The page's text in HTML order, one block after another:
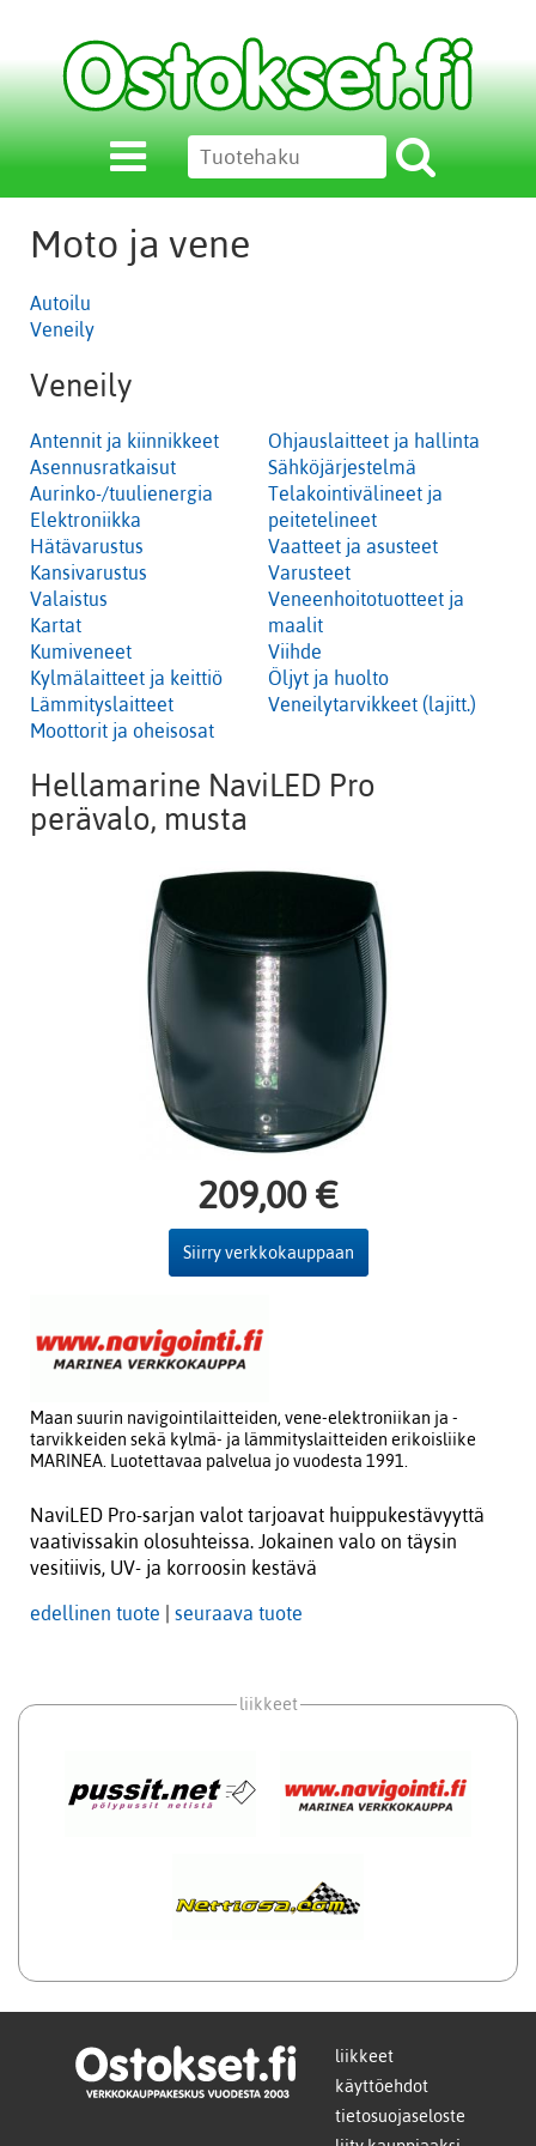
Moto ja vene
Autoilu
Veneily
Veneily
Antennit ja kiinnikkeet
Asennusratkaisut
Aurinko-/tuulienergia
Elektroniikka
Hätävarustus
Kansivarustus
Valaistus
Kartat
Kumiveneet
Kylmälaitteet ja keittiö
Lämmityslaitteet
Moottorit ja oheisosat
Ohjauslaitteet ja hallinta
Sähköjärjestelmä
Telakointivälineet ja
peitetelineet
Vaatteet ja asusteet
Varusteet
Veneenhoitotuotteet ja
maalit
Viihde
Öljyt ja huolto
Veneilytarvikkeet (lajitt.)
Hellamarine NaviLED Pro
perävalo, musta
209,00 €
Siirry verkkokauppaan
Maan suurin navigointilaitteiden, vene-elektroniikan ja -
tarvikkeiden sekä kylmä- ja lämmityslaitteiden erikoisliike
MARINEA. Luotettavaa palvelua jo vuodesta 1991.
NaviLED Pro-sarjan valot tarjoavat huippukestävyyttä
vaativissakin olosuhteissa. Jokainen valo on täysin
vesitiivis, UV- ja korroosin kestävä
edellinen tuote seuraava tuote
liikkeet
liikkeet
käyttöehdot
tietosuojaseloste